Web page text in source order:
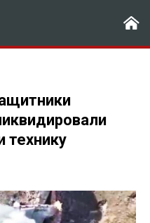
технику